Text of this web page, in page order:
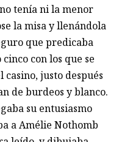
tenía ni la menor
la misa y llenándola
que predicaba
con los que se
justo después
de burdeos y blanco.
su entusiasmo
a Amélie Nothomb